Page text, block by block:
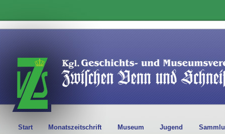
Start Monatszeitschrift Museum Jugend